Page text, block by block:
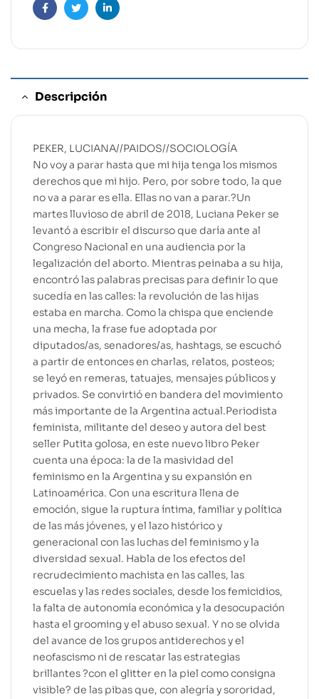
FacebookTwitterLinkedin
Descripción
PEKER, LUCIANA//PAIDOS//SOCIOLOGÍA
No voy a parar hasta que mi hija tenga los mismos
derechos que mi hijo. Pero, por sobre todo, la que
no va a parar es ella. Ellas no van a parar.?Un
martes lluvioso de abril de 2018, Luciana Peker se
levantó a escribir el discurso que daría ante al
Congreso Nacional en una audiencia por la
legalización del aborto. Mientras peinaba a su hija,
encontró las palabras precisas para definir lo que
sucedía en las calles: la revolución de las hijas
estaba en marcha. Como la chispa que enciende
una mecha, la frase fue adoptada por
diputados/as, senadores/as, hashtags, se escuchó
a partir de entonces en charlas, relatos, posteos;
se leyó en remeras, tatuajes, mensajes públicos y
privados. Se convirtió en bandera del movimiento
más importante de la Argentina actual.Periodista
feminista, militante del deseo y autora del best
seller Putita golosa, en este nuevo libro Peker
cuenta una época: la de la masividad del
feminismo en la Argentina y su expansión en
Latinoamérica. Con una escritura llena de
emoción, sigue la ruptura íntima, familiar y política
de las más jóvenes, y el lazo histórico y
generacional con las luchas del feminismo y la
diversidad sexual. Habla de los efectos del
recrudecimiento machista en las calles, las
escuelas y las redes sociales, desde los femicidios,
la falta de autonomía económica y la desocupación
hasta el grooming y el abuso sexual. Y no se olvida
del avance de los grupos antiderechos y el
neofascismo ni de rescatar las estrategias
brillantes ?con el glitter en la piel como consigna
visible? de las pibas que, con alegría y sororidad,